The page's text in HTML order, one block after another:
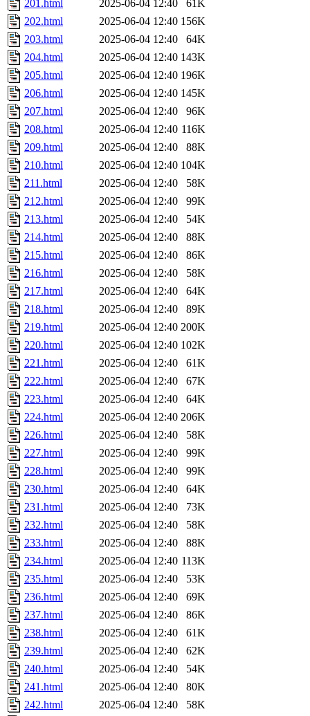
201.html
2025-06-04 12:40
61K
202.html
2025-06-04 12:40 156K
203.html
2025-06-04 12:40
64K
204.html
2025-06-04 12:40 143K
205.html
2025-06-04 12:40 196K
206.html
2025-06-04 12:40 145K
207.html
2025-06-04 12:40
96K
208.html
2025-06-04 12:40 116K
209.html
2025-06-04 12:40
88K
210.html
2025-06-04 12:40 104K
211.html
2025-06-04 12:40
58K
212.html
2025-06-04 12:40
99K
213.html
2025-06-04 12:40
54K
214.html
2025-06-04 12:40
88K
215.html
2025-06-04 12:40
86K
216.html
2025-06-04 12:40
58K
217.html
2025-06-04 12:40
64K
218.html
2025-06-04 12:40
89K
219.html
2025-06-04 12:40 200K
220.html
2025-06-04 12:40 102K
221.html
2025-06-04 12:40
61K
222.html
2025-06-04 12:40
67K
223.html
2025-06-04 12:40
64K
224.html
2025-06-04 12:40 206K
226.html
2025-06-04 12:40
58K
227.html
2025-06-04 12:40
99K
228.html
2025-06-04 12:40
99K
230.html
2025-06-04 12:40
64K
231.html
2025-06-04 12:40
73K
232.html
2025-06-04 12:40
58K
233.html
2025-06-04 12:40
88K
234.html
2025-06-04 12:40 113K
235.html
2025-06-04 12:40
53K
236.html
2025-06-04 12:40
69K
237.html
2025-06-04 12:40
86K
238.html
2025-06-04 12:40
61K
239.html
2025-06-04 12:40
62K
240.html
2025-06-04 12:40
54K
241.html
2025-06-04 12:40
80K
242.html
2025-06-04 12:40
58K